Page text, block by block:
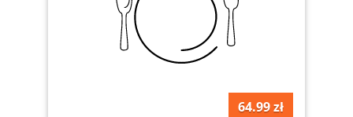
64.99 zł